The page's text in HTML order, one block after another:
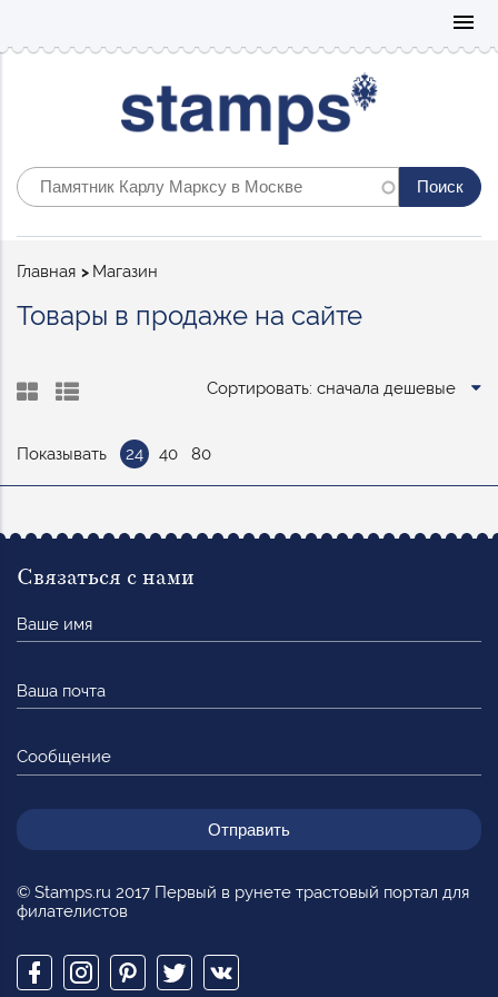
menu
Строка
Главная Магазин
Товары в продаже на сайте
Сортировать: сначала дешевые
Показывать 24 40 80
© Stamps.ru 2017 Первый в рунете трастовый портал для
филателистов
Связаться с нами
имя
почта
Сообщение